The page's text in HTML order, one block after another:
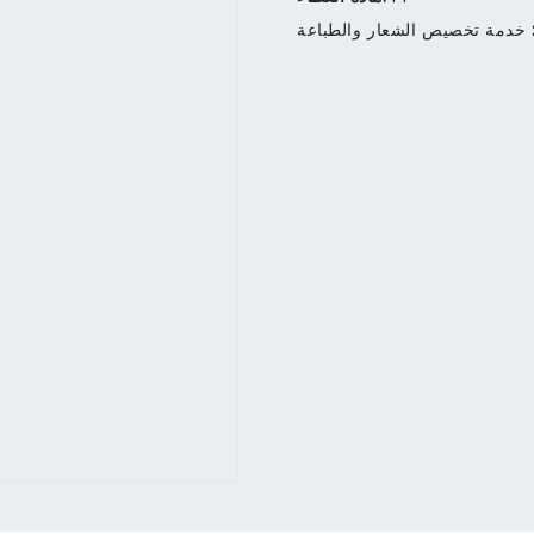
خدمة تخصيص الشعار والطباعة